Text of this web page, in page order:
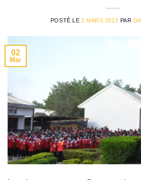
POSTÉ LE 2 MARS 2022 PAR
02
Mar